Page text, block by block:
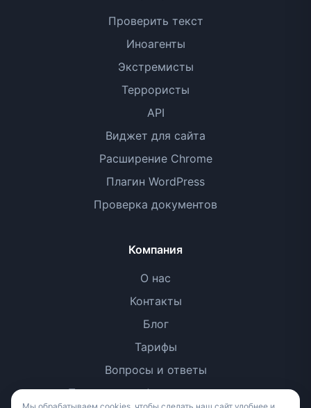
Проверить текст
Иноагенты
Экстремисты
Террористы
API
Виджет для сайта
Расширение Chrome
Плагин WordPress
Проверка документов
Компания
О нас
Контакты
Блог
Тарифы
Вопросы и ответы
Политика конфиденциальности